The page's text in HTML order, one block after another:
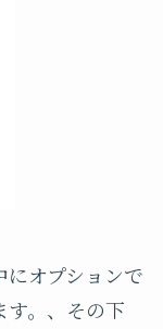
オプションで
。、その下